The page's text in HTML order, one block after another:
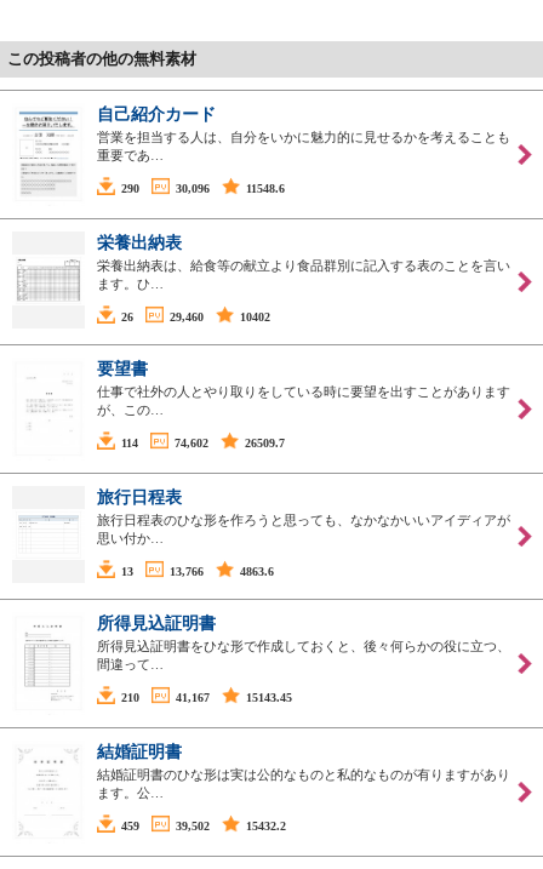
この投稿者の他の無料素材
自己紹介カード
営業を担当する人は、自分をいかに魅力的に見せるかを考えることも
重要であ…
290 30,096 11548.6
栄養出納表
栄養出納表は、給食等の献立より食品群別に記入する表のことを言い
ます。ひ…
26 29,460 10402
要望書
仕事で社外の人とやり取りをしている時に要望を出すことがあります
が、この…
114 74,602 26509.7
旅行日程表
旅行日程表のひな形を作ろうと思っても、なかなかいいアイディアが
思い付か…
13 13,766 4863.6
所得見込証明書
所得見込証明書をひな形で作成しておくと、後々何らかの役に立つ、
間違って…
210 41,167 15143.45
結婚証明書
結婚証明書のひな形は実は公的なものと私的なものが有りますがあり
ます。公…
459 39,502 15432.2